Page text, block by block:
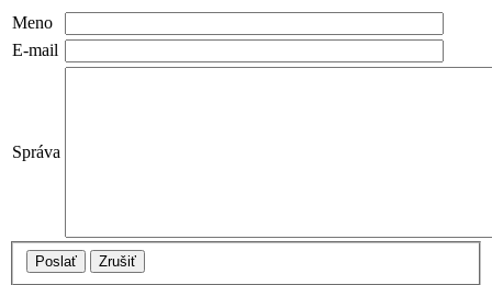
Meno
E-mail
Správa
Poslať Zrušiť